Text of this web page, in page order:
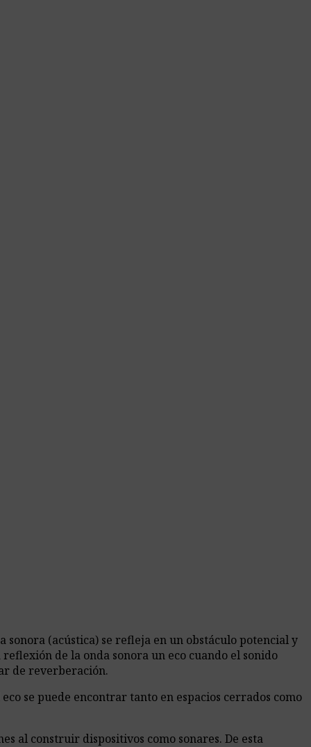
sonora (acústica) se refleja en un obstáculo potencial y
de la onda sonora un eco cuando el sonido
de reverberación.
se puede encontrar tanto en espacios cerrados como
al construir dispositivos como sonares. De esta